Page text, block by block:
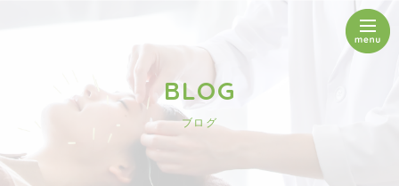
BLOG
ブログ